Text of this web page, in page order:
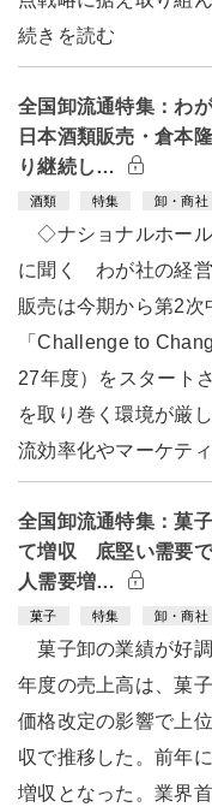
続きを読む
全国卸流通特集：わ
日本酒類販売・倉本
り継続し…
酒類 特集 卸・商社
◇ナショナルホー
に聞く わが社の経
販売は今期から第2次
「Challenge to
27年度）をスタート
を取り巻く環境が厳
流効率化やマーケテ
全国卸流通特集：菓
て増収 底堅い需要
人需要増…
菓子 特集 卸・商社
菓子卸の業績が好
年度の売上高は、菓
価格改定の影響で上
収で推移した。前年
増収となった。業界